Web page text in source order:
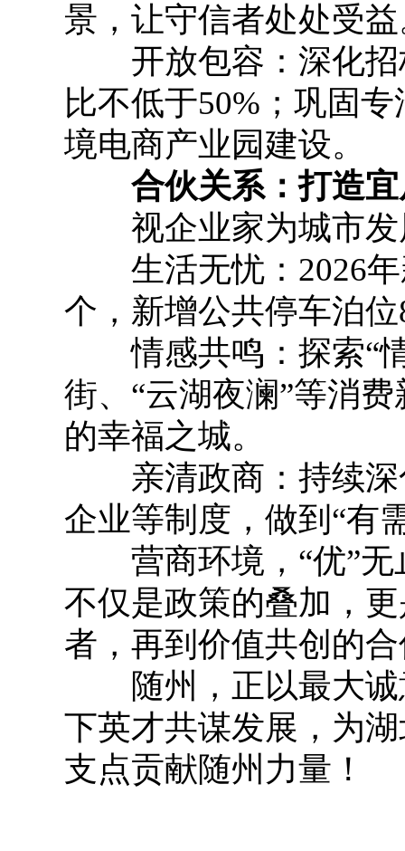
景，让守信者处处受
开放包容：深化招
比不低于50%；巩固
境电商产业园建设。
合伙关系：打造宜
视企业家为城市发
生活无忧：2026年
个，新增公共停车泊
情感共鸣：探索“情
街、“云湖夜澜”等消
的幸福之城。
亲清政商：持续深
企业等制度，做到“有
营商环境，“优”无
不仅是政策的叠加，
者，再到价值共创的
随州，正以最大诚
下英才共谋发展，为
支点贡献随州力量！